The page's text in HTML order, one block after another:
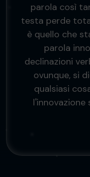
parola così
testa perde
è quello che
parola
declinazioni
ovunque, si
qualsiasi
l'innovazione